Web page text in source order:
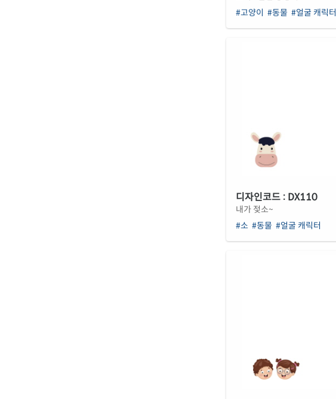
#고양이 #동물 #얼굴 캐릭터
디자인코드 : DX110
내가 젖소~
#소 #동물 #얼굴 캐릭터